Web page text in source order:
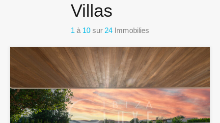
Villas
1 à 10 sur 24 Immobilies